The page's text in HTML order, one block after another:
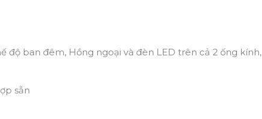
độ ban đêm, Hồng ngoại và đèn LED trên cả 2 ống kính,
sẵn